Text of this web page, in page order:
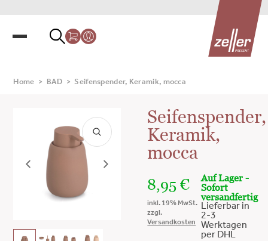
Home > BAD > Seifenspender, Keramik, mocca
Seifenspender,
Keramik,
mocca
8,95€
inkl. 19% MwSt.
zzgl.
Versandkosten
Auf Lager -
Sofort
versandfertig
Lieferbar in
2-3
Werktagen
per DHL